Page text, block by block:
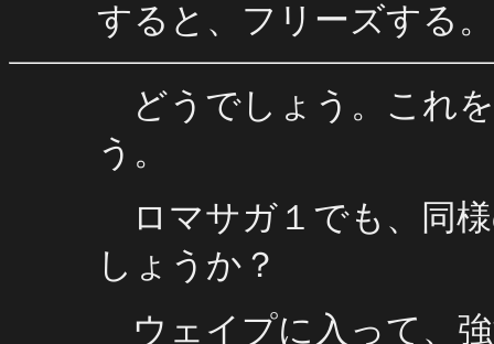
すると、フリーズする。
どうでしょう。これ
う。
ロマサガ１でも、同
しょうか？
ウェイプに入って、